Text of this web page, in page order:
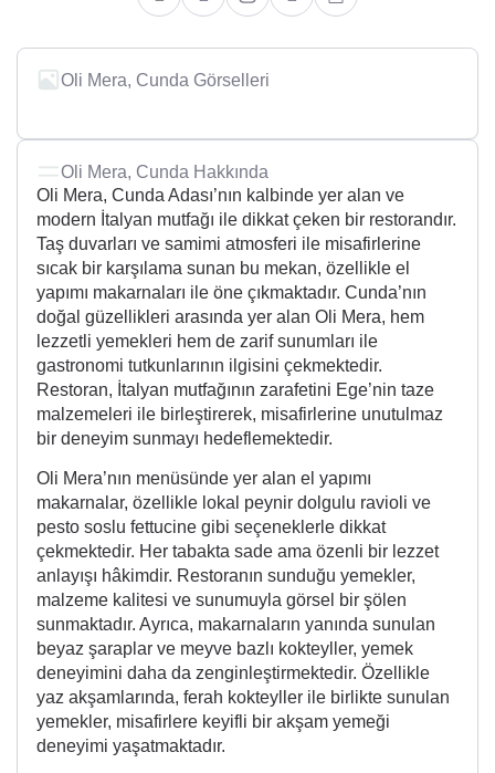
Oli Mera, Cunda Görselleri
Oli Mera, Cunda Hakkında
Oli Mera, Cunda Adası’nın kalbinde yer alan ve
modern İtalyan mutfağı ile dikkat çeken bir restorandır.
Taş duvarları ve samimi atmosferi ile misafirlerine
sıcak bir karşılama sunan bu mekan, özellikle el
yapımı makarnaları ile öne çıkmaktadır. Cunda’nın
doğal güzellikleri arasında yer alan Oli Mera, hem
lezzetli yemekleri hem de zarif sunumları ile
gastronomi tutkunlarının ilgisini çekmektedir.
Restoran, İtalyan mutfağının zarafetini Ege’nin taze
malzemeleri ile birleştirerek, misafirlerine unutulmaz
bir deneyim sunmayı hedeflemektedir.
Oli Mera’nın menüsünde yer alan el yapımı
makarnalar, özellikle lokal peynir dolgulu ravioli ve
pesto soslu fettucine gibi seçeneklerle dikkat
çekmektedir. Her tabakta sade ama özenli bir lezzet
anlayışı hâkimdir. Restoranın sunduğu yemekler,
malzeme kalitesi ve sunumuyla görsel bir şölen
sunmaktadır. Ayrıca, makarnaların yanında sunulan
beyaz şaraplar ve meyve bazlı kokteyller, yemek
deneyimini daha da zenginleştirmektedir. Özellikle
yaz akşamlarında, ferah kokteyller ile birlikte sunulan
yemekler, misafirlere keyifli bir akşam yemeği
deneyimi yaşatmaktadır.